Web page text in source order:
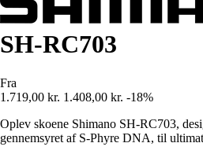
SH-RC703
Fra
1.719,00 kr. 1.408,00 kr. -18%
Oplev skoene Shimano SH-RC703,
gennemsyret af S-Phyre DNA, til